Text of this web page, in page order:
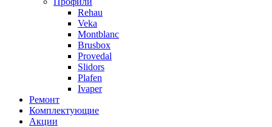
Rehau
Veka
Montblanc
Brusbox
Provedal
Slidors
Plafen
Ivaper
Ремонт
Комплектующие
Акции